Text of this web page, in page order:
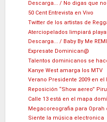
Descarga... / No digas que
50 Cent Entrevista en Vivo
Twitter de los artistas de
Aterciopelados limpiará
Descarga... / Baby By Me
Expresate Dominican@
Talentos dominicanos se
Kanye West amarga los MTV
Verano Presidente 2009 en el
Reposición “Show aereo”
Calle 13 está en el mapa
Megacoreografia para Oprah
Siente la música electronica